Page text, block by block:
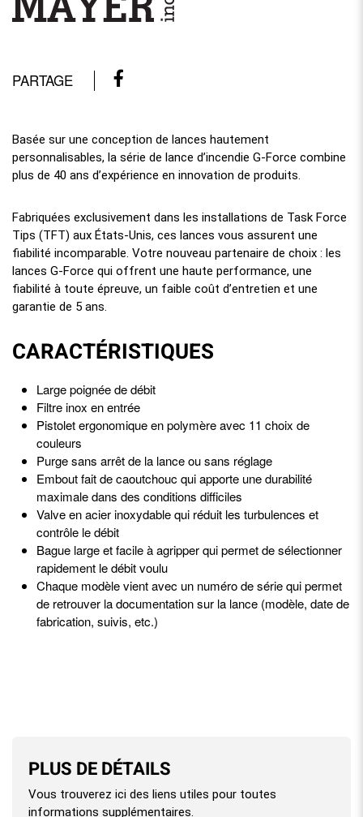
PLUS DE DÉTAILS
Vous trouverez ici des liens utiles pour toutes
informations supplémentaires.
PARTAGE
Basée sur une conception de lances hautement
personnalisables, la série de lance d’incendie G-Force combine
plus de 40 ans d’expérience en innovation de produits.
Fabriquées exclusivement dans les installations de Task Force
Tips (TFT) aux États-Unis, ces lances vous assurent une
fiabilité incomparable. Votre nouveau partenaire de choix : les
lances G-Force qui offrent une haute performance, une
fiabilité à toute épreuve, un faible coût d’entretien et une
garantie de 5 ans.
CARACTÉRISTIQUES
Large poignée de débit
Filtre inox en entrée
Pistolet ergonomique en polymère avec 11 choix de
couleurs
Purge sans arrêt de la lance ou sans réglage
Embout fait de caoutchouc qui apporte une durabilité
maximale dans des conditions difficiles
Valve en acier inoxydable qui réduit les turbulences et
contrôle le débit
Bague large et facile à agripper qui permet de sélectionner
rapidement le débit voulu
Chaque modèle vient avec un numéro de série qui permet
de retrouver la documentation sur la lance (modèle, date de
fabrication, suivis, etc.)